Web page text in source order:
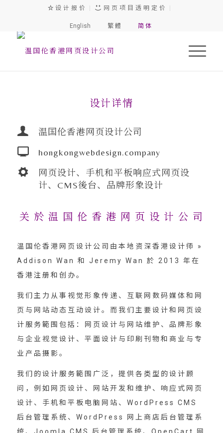
设 计 报 价 网 页 项 目 透 明 定 价
English 繁 體 简 体
设计详情
温国伦香港网页设计公司
hongkongwebdesign.company
网页设计、手机和平板响应式网页设
计、CMS後台、品牌形象设计
关 於 温 国 伦 香 港 网 页 设 计 公 司
温国伦香港网页设计公司由本地资深香港设计师 »
Addison Wan 和 Jeremy Wan 於 2013 年在
香港注册和创办。
我们主力从事视觉形象传递、互联网数码媒体和网
页与网站动态互动设计。而我们主要设计和网页设
计服务範围包括：网页设计与网站维护、品牌形象
与企业视觉设计、平面设计与印刷刊物和商业与专
业产品摄影。
我们的设计服务範围广泛，提供各类型的设计顾
问，例如网页设计、网站开发和维护、响应式网页
设计、手机和平板电脑网站、WordPress CMS
后台管理系统、WordPress 网上商店后台管理系
统、Joomla CMS 后台管理系统、OpenCart 网